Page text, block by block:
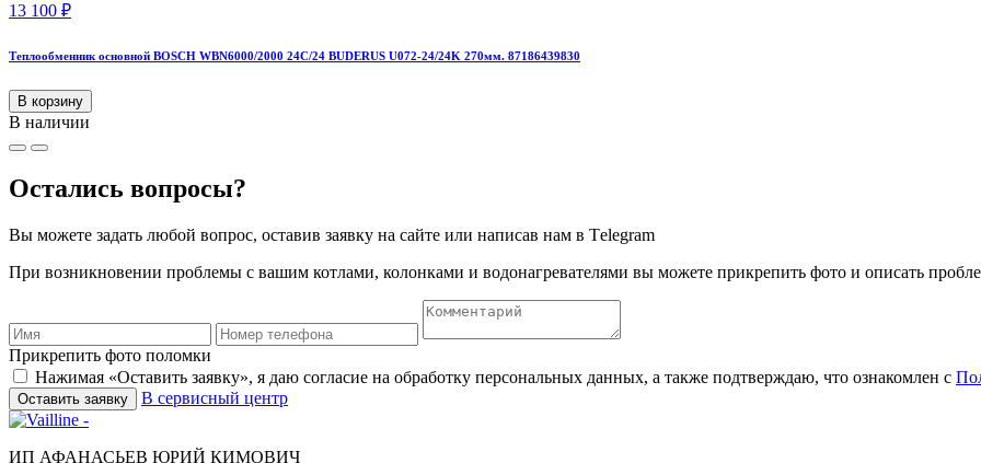
13 100 ₽
Теплообменник основной BOSCH WBN6000/2000 24C/24 BUDERUS U072-24/24K 270мм. 87186439830
В корзину
В наличии
Остались вопросы?
Вы можете задать любой вопрос, оставив заявку на сайте или написав нам в Тelegram
При возникновении проблемы с вашим котлами, колонками и водонагревателями вы можете прикрепить фото и описать
Прикрепить фото поломки
Нажимая «Оставить заявку», я даю согласие на обработку персональных данных, а также подтверждаю, что ознакомлен с
Оставить заявку В сервисный центр
ИП АФАНАСЬЕВ ЮРИЙ КИМОВИЧ